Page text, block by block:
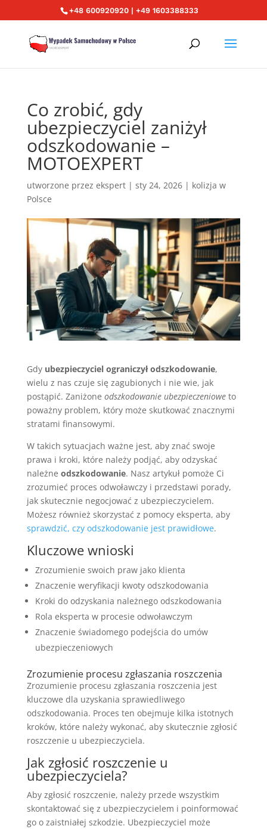
+48 600920920 | +49 1603388333
Co zrobić, gdy
ubezpieczyciel zaniżył
odszkodowanie –
MOTOEXPERT
utworzone przez ekspert| sty 24, 2026| kolizja w
Polsce
Gdy ubezpieczyciel ograniczył odszkodowanie,
wielu z nas czuje się zagubionych i nie wie, jak
postąpić. Zaniżone odszkodowanie ubezpieczenioweto
poważny problem, który może skutkować znacznymi
stratami finansowymi.
W takich sytuacjach ważne jest, aby znać swoje
prawa i kroki, które należy podjąć, aby odzyskać
należne odszkodowanie. Nasz artykuł pomoże Ci
zrozumieć proces odwoławczy i przedstawi porady,
jak skutecznie negocjować z ubezpieczycielem.
Możesz również skorzystać z pomocy eksperta, aby
sprawdzić, czy odszkodowanie jest prawidłowe.
Kluczowe wnioski
Zrozumienie swoich praw jako klienta
Znaczenie weryfikacji kwoty odszkodowania
Kroki do odzyskania należnego odszkodowania
Rola eksperta w procesie odwoławczym
Znaczenie świadomego podejścia do umów
ubezpieczeniowych
Zrozumienie procesu zgłaszania roszczenia
Zrozumienie procesu zgłaszania roszczenia jest
kluczowe dla uzyskania sprawiedliwego
odszkodowania. Proces ten obejmuje kilka istotnych
kroków, które należy wykonać, aby skutecznie zgłosić
roszczenie u ubezpieczyciela.
Jak zgłosić roszczenie u
ubezpieczyciela?
Aby zgłosić roszczenie, należy przede wszystkim
skontaktować się z ubezpieczycielem i poinformować
go o zaistniałej szkodzie. Ubezpieczyciel może